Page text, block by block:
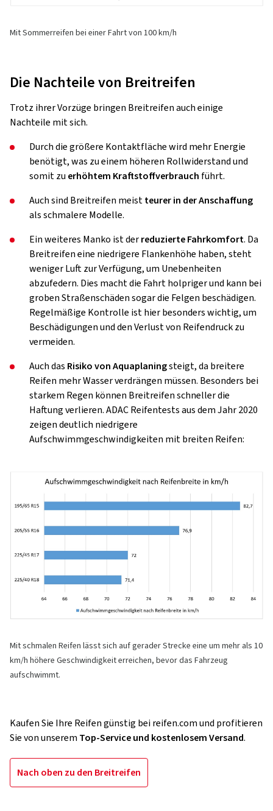
Mit Sommerreifen bei einer Fahrt von 100 km/h
Die Nachteile von Breitreifen
Trotz ihrer Vorzüge bringen Breitreifen auch einige
Nachteile mit sich.
Durch die größere Kontaktfläche wird mehr Energie
benötigt, was zu einem höheren Rollwiderstand und
somit zu erhöhtem Kraftstoffverbrauch führt.
Auch sind Breitreifen meistteurer in der Anschaffung
als schmalere Modelle.
Ein weiteres Manko ist derreduzierte Fahrkomfort. Da
Breitreifen eine niedrigere Flankenhöhe haben, steht
weniger Luft zur Verfügung, um Unebenheiten
abzufedern. Dies macht die Fahrt holpriger und kann bei
groben Straßenschäden sogar die Felgen beschädigen.
Regelmäßige Kontrolle ist hier besonders wichtig, um
Beschädigungen und den Verlust von Reifendruck zu
vermeiden.
Auch das Risiko von Aquaplaningsteigt, da breitere
Reifen mehr Wasser verdrängen müssen. Besonders bei
starkem Regen können Breitreifen schneller die
Haftung verlieren. ADAC Reifentests aus dem Jahr 2020
zeigen deutlich niedrigere
Aufschwimmgeschwindigkeiten mit breiten Reifen:
Mit schmalen Reifen lässt sich auf gerader Strecke eine um mehr als 10
km/h höhere Geschwindigkeit erreichen, bevor das Fahrzeug
aufschwimmt.
Kaufen Sie Ihre Reifen günstig bei reifen.com und profitieren
Sie von unserem Top-Service und kostenlosem Versand.
Nach oben zu den Breitreifen